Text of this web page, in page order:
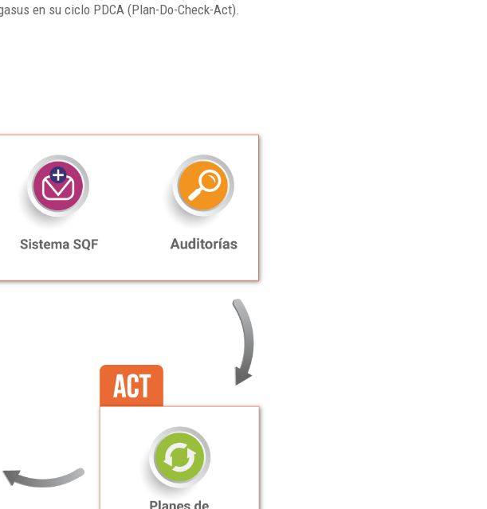
en su ciclo PDCA (Plan-Do-Check-Act).